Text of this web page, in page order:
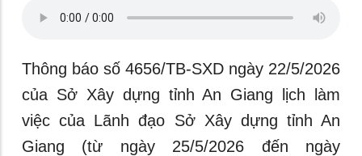
Thông báo số 4656/TB-SXD ngày 22/5/2026
của Sở Xây dựng tỉnh An Giang lịch làm
việc của Lãnh đạo Sở Xây dựng tỉnh An
Giang (từ ngày 25/5/2026 đến ngày